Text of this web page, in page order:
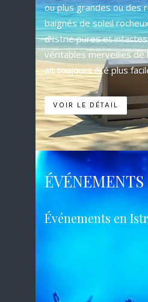
ou plus grandes ou des
baignés de soleil
d’Istrie pures et
véritables merveilles de
ait toujours été plus
VOIR LE DÉTAIL
ÉVÉNEMENTS
Événements en